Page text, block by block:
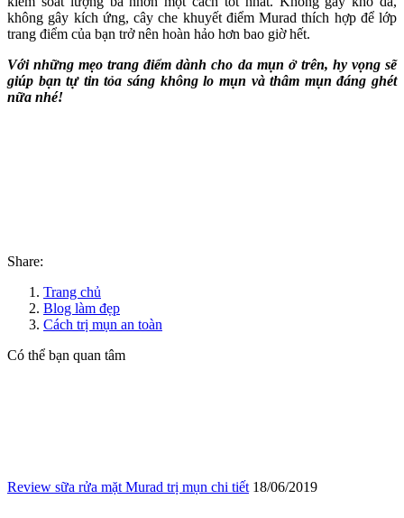
không gây kích ứng, cây che khuyết điểm Murad thích hợp để lớp
trang điểm của bạn trở nên hoàn hảo hơn bao giờ hết.
Với những mẹo trang điểm dành cho da mụn ở trên, hy vọng sẽ
giúp bạn tự tin tỏa sáng không lo mụn và thâm mụn đáng ghét
nữa nhé!
Share:
Trang chủ
Blog làm đẹp
Cách trị mụn an toàn
Có thể bạn quan tâm
Review sữa rửa mặt Murad trị mụn chi tiết 18/06/2019